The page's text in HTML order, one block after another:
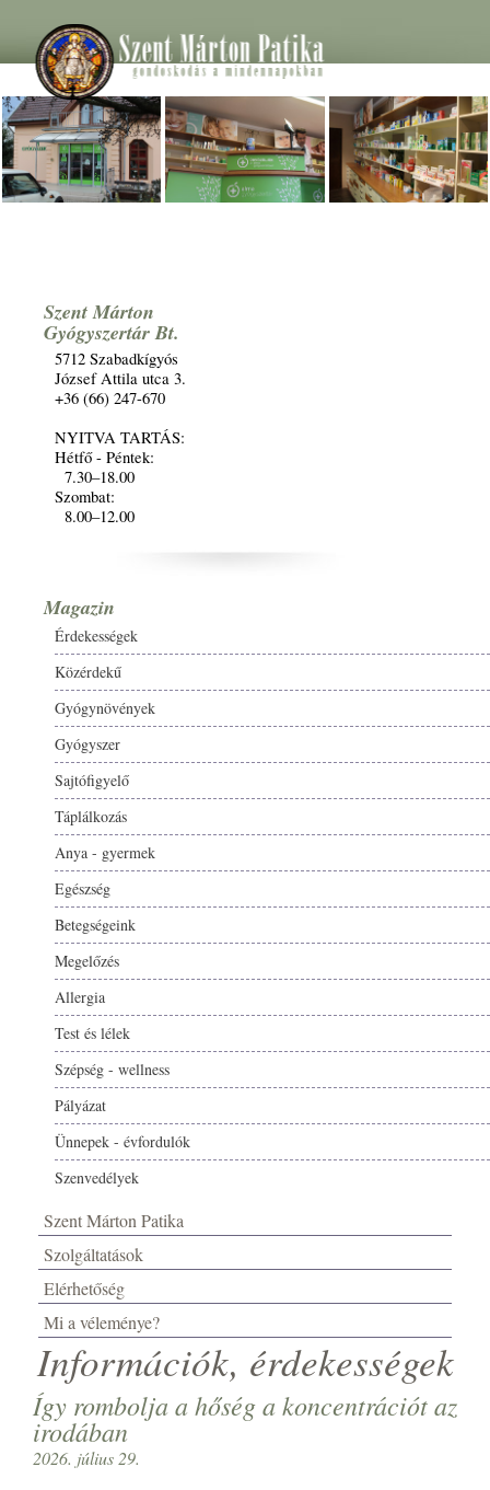
Szent Márton
Gyógyszertár Bt.
5712 Szabadkígyós
József Attila utca 3.
+36 (66) 247-670
NYITVA TARTÁS:
Hétfő - Péntek:
7.30–18.00
Szombat:
8.00–12.00
Magazin
Érdekességek
Közérdekű
Gyógynövények
Gyógyszer
Sajtófigyelő
Táplálkozás
Anya - gyermek
Egészség
Betegségeink
Megelőzés
Allergia
Test és lélek
Szépség - wellness
Pályázat
Ünnepek - évfordulók
Szenvedélyek
Szent Márton Patika
Szolgáltatások
Elérhetőség
Mi a véleménye?
Információk, érdekességek
Így rombolja a hőség a koncentrációt az
irodában
2026. július 29.